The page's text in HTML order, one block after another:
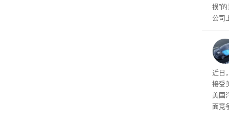
损”
公司
事
给
近日
接受
美国
面竞